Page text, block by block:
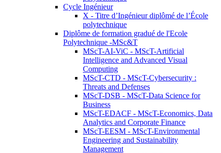
Cycle Ingénieur
X - Titre d’Ingénieur diplômé de l’École
polytechnique
Diplôme de formation gradué de l'Ecole
Polytechnique -MSc&T
MScT-AI-ViC - MScT-Artificial
Intelligence and Advanced Visual
Computing
MScT-CTD - MScT-Cybersecurity :
Threats and Defenses
MScT-DSB - MScT-Data Science for
Business
MScT-EDACF - MScT-Economics, Data
Analytics and Corporate Finance
MScT-EESM - MScT-Environmental
Engineering and Sustainability
Management